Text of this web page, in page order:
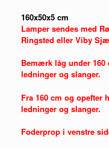
160x50x5 cm
Lamper sendes med
Ringsted eller Viby
Bemærk låg under
ledninger og slanger.
Fra 160 cm og
ledninger og slanger.
Foderprop i venstre